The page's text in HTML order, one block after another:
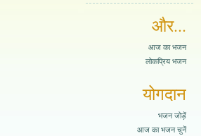
और...
आज का भजन
लोकप्रिय भजन
योगदान
भजन जोड़ें
आज का भजन चुनें